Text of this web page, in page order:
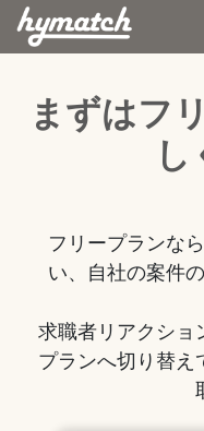
まずはフ
フリープランな
い、自社の案件
求職者リアクショ
プランへ切り替え